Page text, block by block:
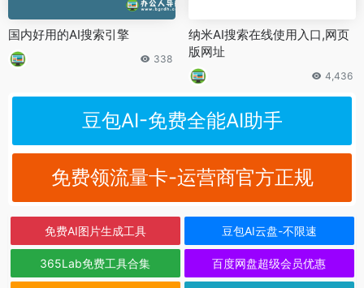
国内好用的AI搜索引擎
338
纳米AI搜索在线使用入口,网页
版网址
4,436
豆包AI-免费全能AI助手
免费领流量卡-运营商官方正规
免费AI图片生成工具 豆包AI云盘-不限速
365Lab免费工具合集 百度网盘超级会员优惠